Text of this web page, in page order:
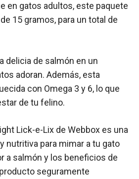
en gatos adultos, este paquete
15 gramos, para un total de
delicia de salmón en un
adoran. Además, esta
con Omega 3 y 6, lo que
de tu felino.
Lick-e-Lix de Webbox es una
nutritiva para mimar a tu gato
a salmón y los beneficios de
seguramente